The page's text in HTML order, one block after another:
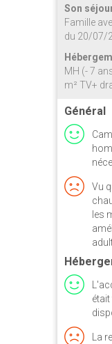
Son
Famille
du 20/07/
MH (- 7
m² TV+
Général
Vu
les
La